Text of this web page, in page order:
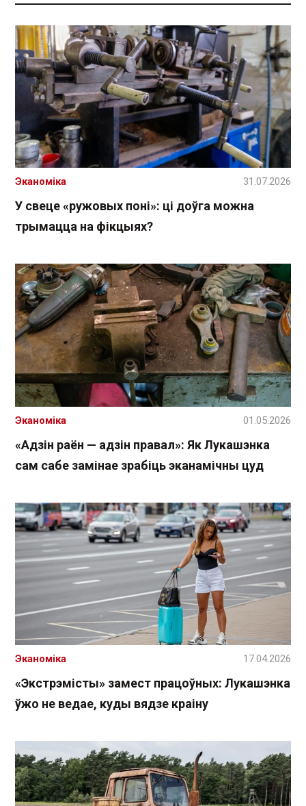
У свеце «ружовых поні»: ці доўга можна
трымацца на фікцыях?
Эканоміка 31.07.2026
«Адзін раён — адзін правал»: Як Лукашэнка
сам сабе замінае зрабіць эканамічны цуд
Эканоміка 01.05.2026
«Экстрэмісты» замест працоўных: Лукашэнка
ўжо не ведае, куды вядзе краіну
Эканоміка 17.04.2026